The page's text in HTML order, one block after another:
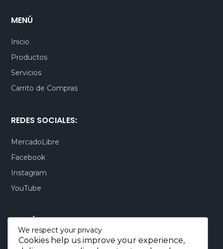
MENÚ
Inicio
Productos
Servicios
Carrito de Compras
REDES SOCIALES:
MercadoLibre
Facebook
Instagram
YouTube
CONTÁCTENOS:
Quito-Ecuador:+593 99 803 7777
We respect your privacy
Cookies help us improve your experience,